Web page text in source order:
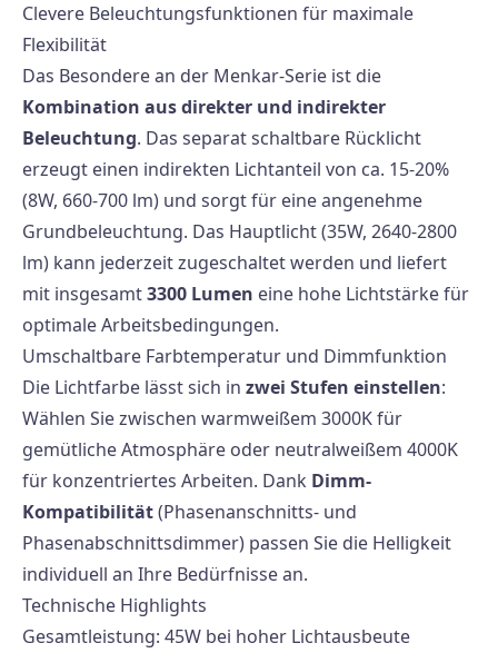
Clevere Beleuchtungsfunktionen für maximale
Flexibilität
Das Besondere an der Menkar-Serie ist die
Kombination aus direkter und indirekter
Beleuchtung. Das separat schaltbare Rücklicht
erzeugt einen indirekten Lichtanteil von ca. 15-20%
(8W, 660-700 lm) und sorgt für eine angenehme
Grundbeleuchtung. Das Hauptlicht (35W, 2640-2800
lm) kann jederzeit zugeschaltet werden und liefert
mit insgesamt3300 Lumen eine hohe Lichtstärke für
optimale Arbeitsbedingungen.
Umschaltbare Farbtemperatur und Dimmfunktion
Die Lichtfarbe lässt sich in zwei Stufen einstellen:
Wählen Sie zwischen warmweißem 3000K für
gemütliche Atmosphäre oder neutralweißem 4000K
für konzentriertes Arbeiten. Dank Dimm-
Kompatibilität(Phasenanschnitts- und
Phasenabschnittsdimmer) passen Sie die Helligkeit
individuell an Ihre Bedürfnisse an.
Technische Highlights
Gesamtleistung: 45W bei hoher Lichtausbeute